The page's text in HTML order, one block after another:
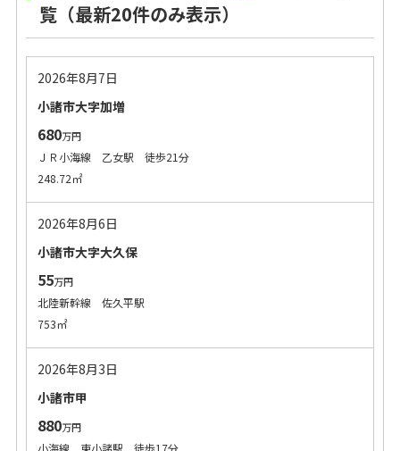
覧（最新20件のみ表示）
2026年8月7日
小諸市大字加増
680万円
ＪＲ小海線 乙女駅 徒歩21分
248.72㎡
2026年8月6日
小諸市大字大久保
55万円
北陸新幹線 佐久平駅
753㎡
2026年8月3日
小諸市甲
880万円
小海線 東小諸駅 徒歩17分